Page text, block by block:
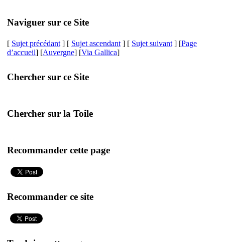
Naviguer sur ce Site
[ Sujet précédant ] [ Sujet ascendant ] [ Sujet suivant ] [Page
d’accueil] [Auvergne] [Via Gallica]
Chercher sur ce Site
Chercher sur la Toile
Recommander cette page
Recommander ce site